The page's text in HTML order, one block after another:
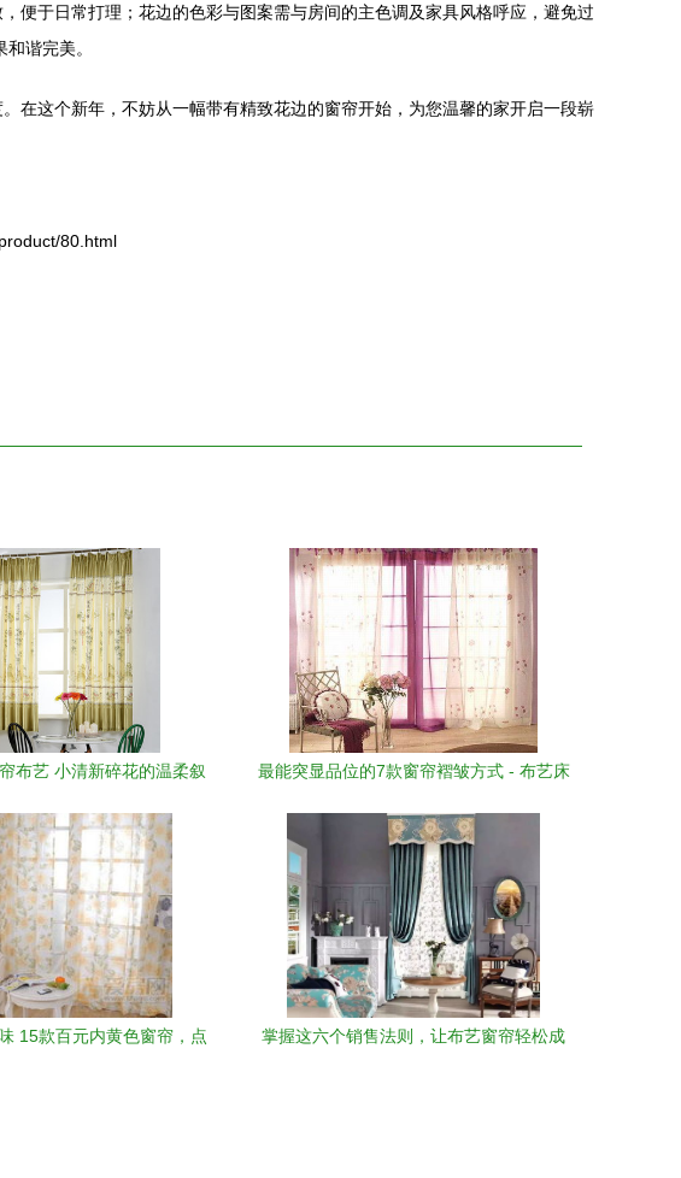
便于日常打理；花边的色彩与图案需与房间的主色调及家具风格呼应，避免过
谐完美。
在这个新年，不妨从一幅带有精致花边的窗帘开始，为您温馨的家开启一段崭
80.html
布艺 小清新碎花的温柔叙
最能突显品位的7款窗帘褶皱方式 - 布艺床
15款百元内黄色窗帘，点
掌握这六个销售法则，让布艺窗帘轻松成